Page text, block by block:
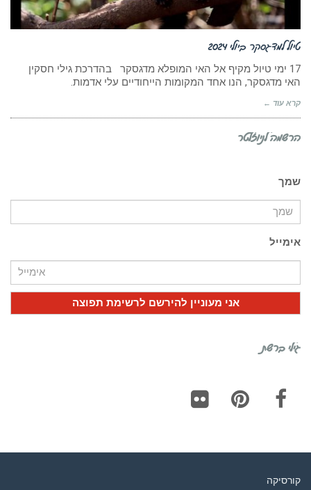
טיול למדגסקר ביולי 2024
17 ימי טיול מקיף אל האי המופלא מדגסקר בהדרכת גילי חסקין
האי מדגסקר, הנו אחד המקומות הייחודיים עלי אדמות.
קרא עוד ←
הרשמה לניוזלטר
שמך
אימייל
גילי ברשת
קורסיקה